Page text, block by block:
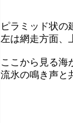
ピラミッド状の
左は網走方面、
ここから見る海
流氷の鳴き声と